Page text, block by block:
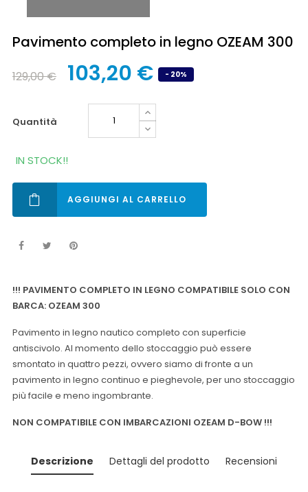
Pavimento completo in legno OZEAM 300
129,00 € 103,20 € - 20%
quantità
IN STOCK!!
AGGIUNGI AL CARRELLO
!!! PAVIMENTO COMPLETO IN LEGNO COMPATIBILE SOLO CON
BARCA: OZEAM 300
Pavimento in legno nautico completo con superficie
antiscivolo. Al momento dello stoccaggio può essere
smontato in quattro pezzi, ovvero siamo di fronte a un
pavimento in legno continuo e pieghevole, per uno stoccaggio
più facile e meno ingombrante.
NON COMPATIBILE CON IMBARCAZIONI OZEAM D-BOW !!!
Descrizione Dettagli del prodotto Recensioni